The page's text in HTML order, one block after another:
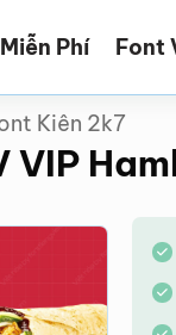
Phí Font
Kiên 2k7
VIP